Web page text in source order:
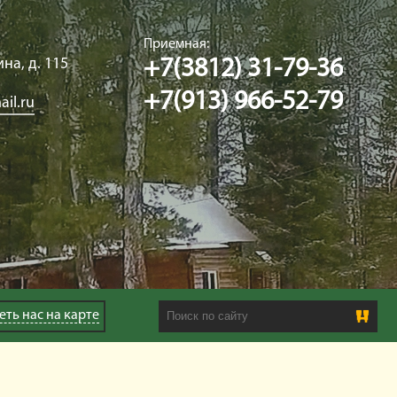
д. 115
Приемная:
+7(3812) 31-79-36
+7(913) 966-52-79
нас на карте Search this site